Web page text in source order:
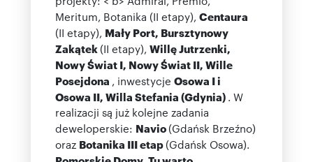
Meritum, Botanika (II etapy), Centaura
(II etapy), Mały Port, Bursztynowy
Zakątek (II etapy), Willę Jutrzenki,
Nowy Świat I, Nowy Świat II, Wille
Posejdona , inwestycje Osowa I i
Osowa II, Willa Stefania (Gdynia) . W
realizacji są już kolejne zadania
deweloperskie: Navio (Gdańsk Brzeźno)
oraz Botanika III etap (Gdańsk Osowa).